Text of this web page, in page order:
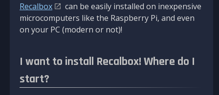
Recalbox
can be easily installed on inexpensive
microcomputers like the Raspberry Pi, and even
on your PC (modern or not)!
I want to install Recalbox! Where do I
start?